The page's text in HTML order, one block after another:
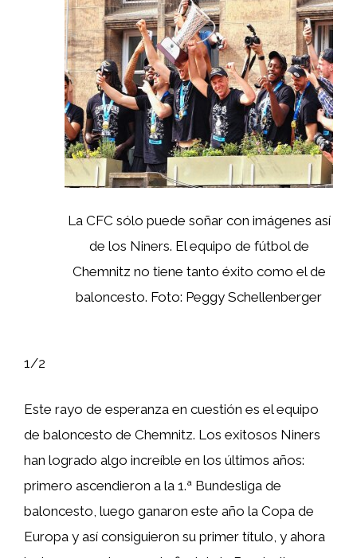
La CFC sólo puede soñar con imágenes así
de los Niners. El equipo de fútbol de
Chemnitz no tiene tanto éxito como el de
baloncesto. Foto: Peggy Schellenberger
1/2
Este rayo de esperanza en cuestión es el equipo
de baloncesto de Chemnitz. Los exitosos Niners
han logrado algo increíble en los últimos años:
primero ascendieron a la 1.ª Bundesliga de
baloncesto, luego ganaron este año la Copa de
Europa y así consiguieron su primer título, y ahora